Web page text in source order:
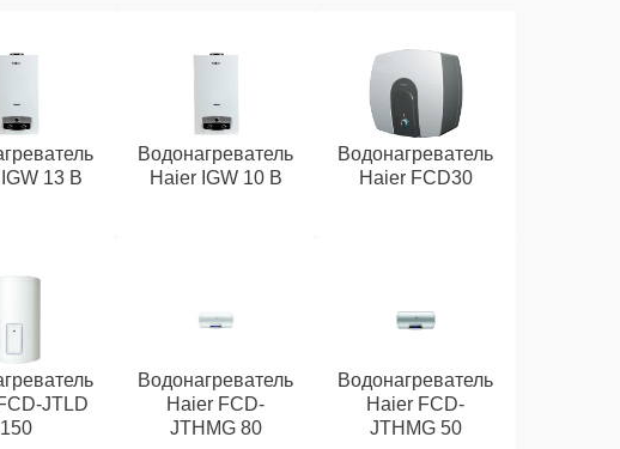
13 B
Водонагреватель
Haier IGW 10 B
Водонагреватель
Haier FCD30
JTLD
150
Водонагреватель
Haier FCD-
JTHMG 80
Водонагреватель
Haier FCD-
JTHMG 50